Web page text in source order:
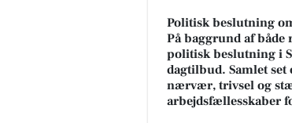
Politisk beslutning
På baggrund af
politisk beslutning i
dagtilbud. Samlet
nærvær, trivsel og
arbejdsfællesskaber